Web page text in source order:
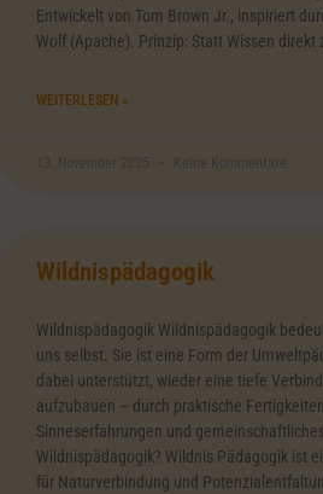
Entwickelt von Tom Brown Jr., inspiriert
Wolf (Apache). Prinzip: Statt Wissen direkt
WEITERLESEN »
13. November 2025 Keine Kommentare
Wildnispädagogik
Wildnispädagogik Wildnispädagogik
uns selbst. Sie ist eine Form der
dabei unterstützt, wieder eine tiefe
aufzubauen – durch praktische
Sinneserfahrungen und
Wildnispädagogik? Wildnis Pädagogik ist
für Naturverbindung und